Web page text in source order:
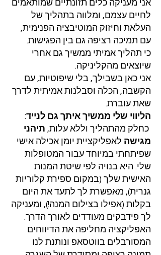
אני מעניקה כלים תזונתיים שמותאמים
לחיים עצמם, ומלווה בתהליך של
העלאת וחיזוק המוטיבציה הפנימית,
עם תמיכה רציפה גם בין הפגישות.
כי תהליך אמיתי ממשיך גם אחרי
שיוצאים מהקליניקה.
אני כאן בשבילך, בלי שיפוטיות, עם
הקשבה, הכלה וסבלנות אמיתית לדרך
שאת עוברת.
הליווי שלי ממשיך איתך גם לנייד:
כחלק מהתהליך וללא עלות, תיהני
מגישה לאפליקציית יומן אכילה אישי
שפיתחתי במיוחד עבור המטופלות
שלי. היא בנויה לפי שיטת המנות
האישית שלך (במקום ספירת קלוריות
גנרית), מאפשרת לך לתעד את היום
בקלות (אפילו בצילום המנה!), ומעניקה
לך פידבקים מעודדים לאורך הדרך.
האפליקציה מחליפה את הדיווחים
המסורבלים בווטסאפ ונותנת לנו